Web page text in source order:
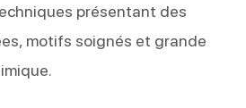
présentant des
motifs soignés et grande